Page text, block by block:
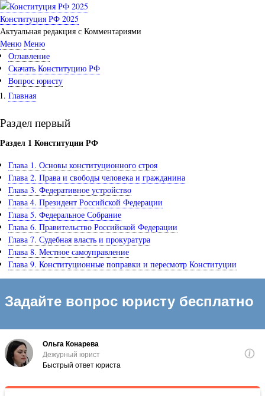
Перейти
к
основному
содержанию
Конституция РФ 2025
Актуальная редакция с Комментариями
Меню
Меню Меню
Оглавление
Скачать Конституцию РФ
Вопрос юристу
Главная
Раздел первый
Раздел 1 Конституции РФ
Глава 1. Основы конституционного строя
Глава 2. Права и свободы человека и гражданина
Глава 3. Федеративное устройство
Глава 4. Президент Российской Федерации
Глава 5. Федеральное Собрание
Глава 6. Правительство Российской Федерации
Глава 7. Судебная власть и прокуратура
Глава 8. Местное самоуправление
Глава 9. Конституционные поправки и пересмотр Конституции